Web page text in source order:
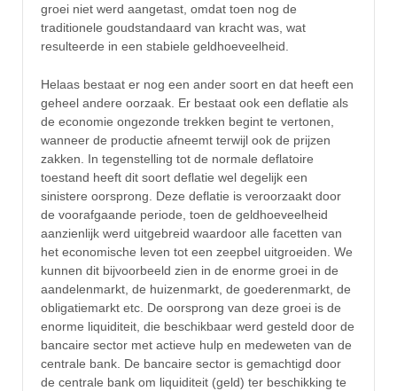
groei niet werd aangetast, omdat toen nog de
traditionele goudstandaard van kracht was, wat
resulteerde in een stabiele geldhoeveelheid.
Helaas bestaat er nog een ander soort en dat heeft een
geheel andere oorzaak. Er bestaat ook een deflatie als
de economie ongezonde trekken begint te vertonen,
wanneer de productie afneemt terwijl ook de prijzen
zakken. In tegenstelling tot de normale deflatoire
toestand heeft dit soort deflatie wel degelijk een
sinistere oorsprong. Deze deflatie is veroorzaakt door
de voorafgaande periode, toen de geldhoeveelheid
aanzienlijk werd uitgebreid waardoor alle facetten van
het economische leven tot een zeepbel uitgroeiden. We
kunnen dit bijvoorbeeld zien in de enorme groei in de
aandelenmarkt, de huizenmarkt, de goederenmarkt, de
obligatiemarkt etc. De oorsprong van deze groei is de
enorme liquiditeit, die beschikbaar werd gesteld door de
bancaire sector met actieve hulp en medeweten van de
centrale bank. De bancaire sector is gemachtigd door
de centrale bank om liquiditeit (geld) ter beschikking te